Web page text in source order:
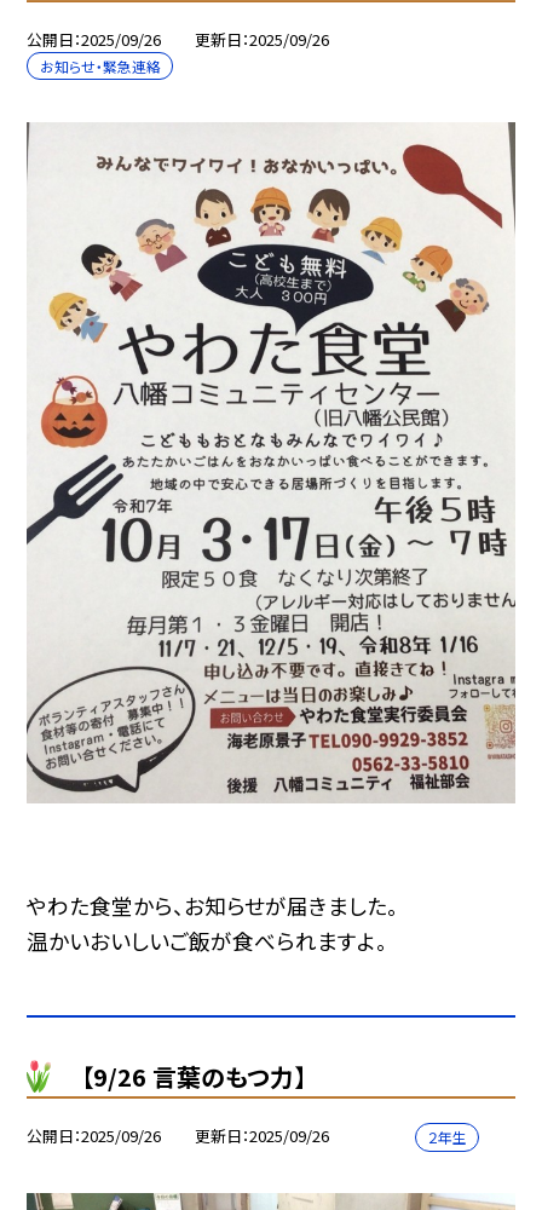
公開日 2025/09/26 更新日 2025/09/26
お知らせ・緊急連絡
やわた食堂から、お知らせが届きました。
温かいおいしいご飯が食べられますよ。
【9/26 言葉のもつ力】
公開日 2025/09/26 更新日 2025/09/26 ２年生